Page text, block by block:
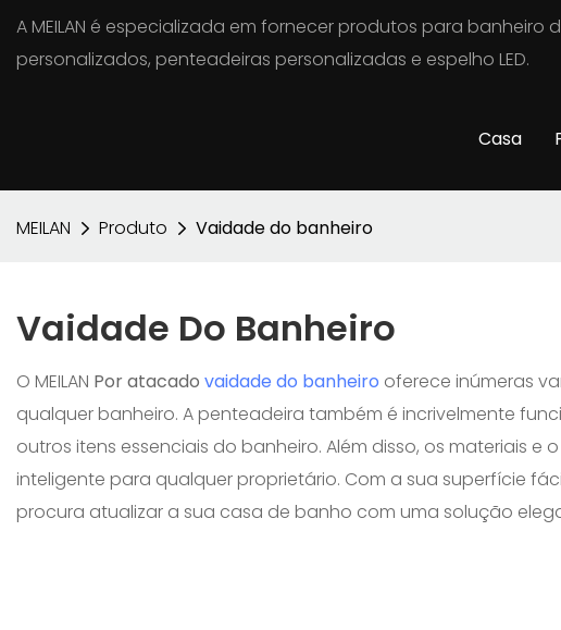
A MEILAN é especializada em fornecer produtos para
personalizados, penteadeiras personalizadas e espelho LED.
Casa
MEILAN Produto Vaidade do banheiro
Vaidade Do Banheiro
O MEILAN Por atacado vaidade do banheiro oferece inúmeras
qualquer banheiro. A penteadeira também é incrivelmente
outros itens essenciais do banheiro. Além disso, os materiais
inteligente para qualquer proprietário. Com a sua superfície
procura atualizar a sua casa de banho com uma solução